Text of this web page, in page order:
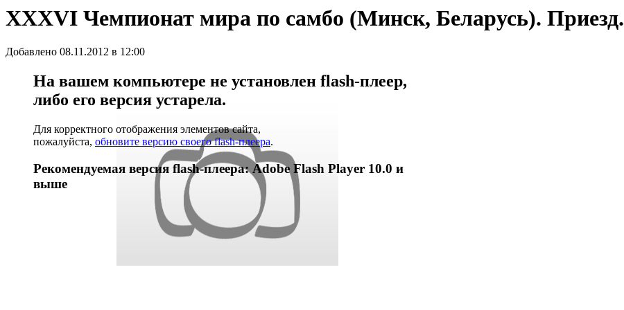
XXXVI Чемпионат мира по самбо (Минск, Беларусь). Приезд.
Добавлено 08.11.2012 в 12:00
На вашем компьютере не установлен flash-плеер,
либо его версия устарела.
Для корректного отображения элементов сайта,
пожалуйста, обновите версию своего flash-плеера.
Рекомендуемая версия flash-плеера: Adobe Flash Player 10.0 и
выше